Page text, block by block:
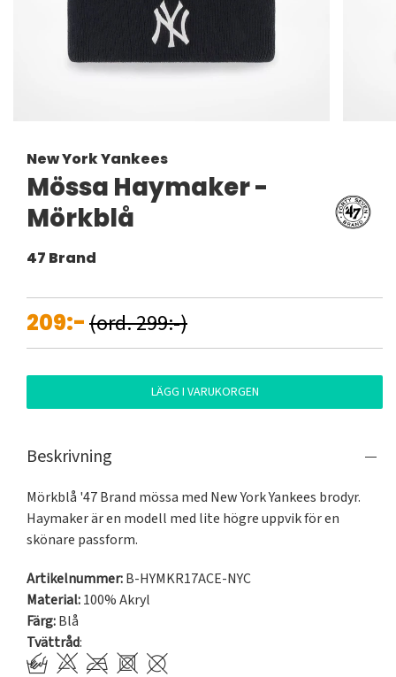
New York Yankees
Mössa Haymaker -
Mörkblå
47 Brand
209:-(ord. 299:-)
LÄGG I VARUKORGEN
Beskrivning
Mörkblå '47 Brand mössa med New York Yankees brodyr.
Haymaker är en modell med lite högre uppvik för en
skönare passform.
Artikelnummer:B-HYMKR17ACE-NYC
Material:100% Akryl
Färg:Blå
Tvättråd: